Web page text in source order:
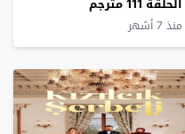
منذ 7 أشهر